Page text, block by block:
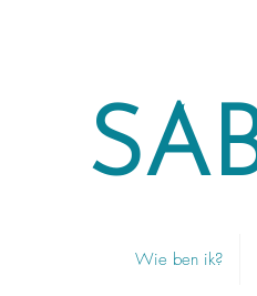
Wie ben ik?